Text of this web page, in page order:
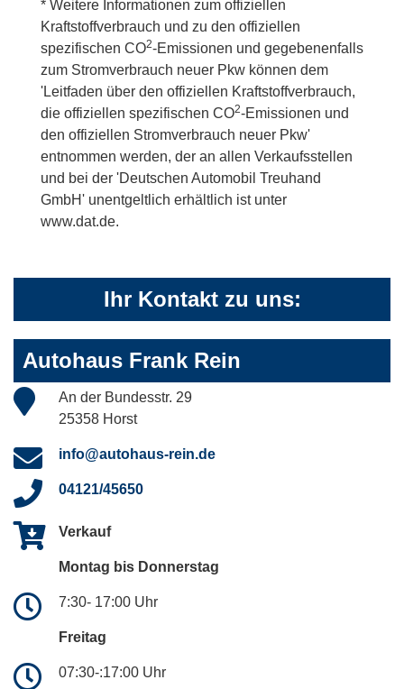
* Weitere Informationen zum offiziellen
Kraftstoffverbrauch und zu den offiziellen
spezifischen CO2-Emissionen und gegebenenfalls
zum Stromverbrauch neuer Pkw können dem
'Leitfaden über den offiziellen Kraftstoffverbrauch,
die offiziellen spezifischen CO2-Emissionen und
den offiziellen Stromverbrauch neuer Pkw'
entnommen werden, der an allen Verkaufsstellen
und bei der 'Deutschen Automobil Treuhand
GmbH' unentgeltlich erhältlich ist unter
www.dat.de.
Ihr Kontakt zu uns:
Autohaus Frank Rein
An der Bundesstr. 29
25358 Horst
info@autohaus-rein.de
04121/45650
Verkauf
Montag bis Donnerstag
7:30- 17:00 Uhr
Freitag
07:30-:17:00 Uhr